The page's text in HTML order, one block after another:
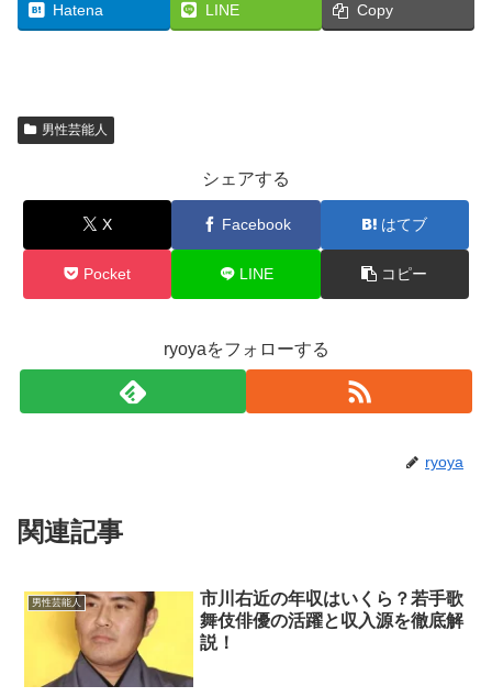
Hatena LINE Copy
男性芸能人
シェアする
X Facebook はてブ
Pocket LINE コピー
ryoyaをフォローする
ryoya
関連記事
男性芸能人
市川右近の年収はいくら？若手歌
舞伎俳優の活躍と収入源を徹底解
説！